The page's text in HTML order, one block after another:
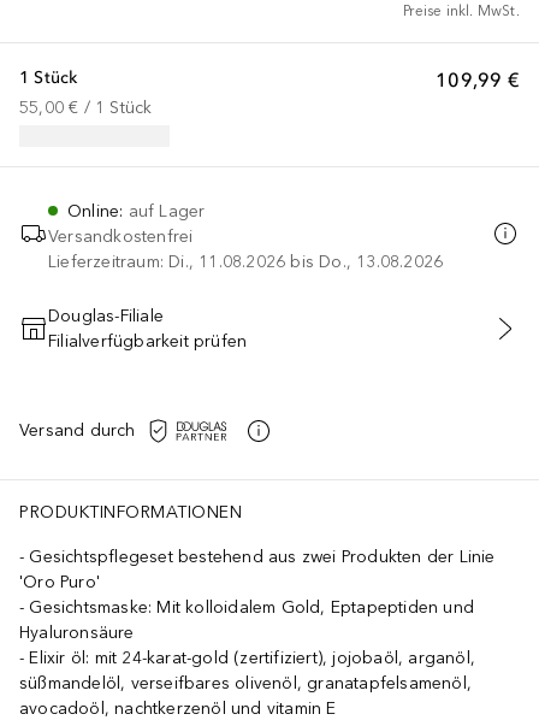
Preise inkl. MwSt.
109,99 €
1 Stück
55,00 € / 1 Stück
Online: auf Lager
Versandkostenfrei
Lieferzeitraum: Di., 11.08.2026 bis Do., 13.08.2026
IN DEN WARENKORB
Douglas-Filiale
Filialverfügbarkeit prüfen
Versand durch
PRODUKTINFORMATIONEN
Gesichtspflegeset bestehend aus zwei Produkten der Linie
'Oro Puro'
Gesichtsmaske: Mit kolloidalem Gold, Eptapeptiden und
Hyaluronsäure
Elixir öl: mit 24-karat-gold (zertifiziert), jojobaöl, arganöl,
süßmandelöl, verseifbares olivenöl, granatapfelsamenöl,
avocadoöl, nachtkerzenöl und vitamin E